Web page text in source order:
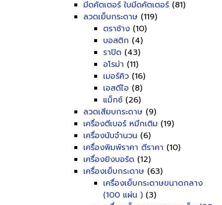
มีดคัตเตอร์ ใบมีดคัตเตอร์ (81)
ลวดเย็บกระดาษ (119)
ตราช้าง (10)
บอสติก (4)
ราปิด (43)
อโรม่า (11)
เมอร์คิว (16)
เอสดีไอ (8)
แม็กซ์ (26)
ลวดเสียบกระดาษ (9)
เครื่องตีเบอร์ หมึกเติม (19)
เครื่องนับจำนวน (6)
เครื่องพิมพ์ราคา ตีราคา (10)
เครื่องยิงบอร์ด (12)
เครื่องเย็บกระดาษ (63)
เครื่องเย็บกระดาษขนาดกลาง
(100 แผ่น ) (3)